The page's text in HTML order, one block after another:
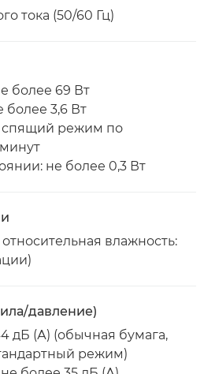
тока (50/60 Гц)
более 69 Вт
более 3,6 Вт
спящий режим по
не более 0,3 Вт
влажность:
давление)
дБ (А) (обычная бумага,
режим)